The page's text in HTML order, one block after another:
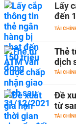
Lấy
đến
TÀI
Thẻ
dịch
TÀI
Đề
từ
TÀI